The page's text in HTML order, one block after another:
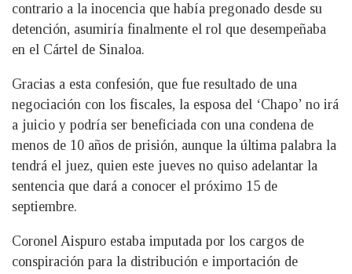
contrario a la inocencia que había pregonado desde su
detención, asumiría finalmente el rol que desempeñaba
en el Cártel de Sinaloa.
Gracias a esta confesión, que fue resultado de una
negociación con los fiscales, la esposa del ‘Chapo’ no irá
a juicio y podría ser beneficiada con una condena de
menos de 10 años de prisión, aunque la última palabra la
tendrá el juez, quien este jueves no quiso adelantar la
sentencia que dará a conocer el próximo 15 de
septiembre.
Coronel Aispuro estaba imputada por los cargos de
conspiración para la distribución e importación de